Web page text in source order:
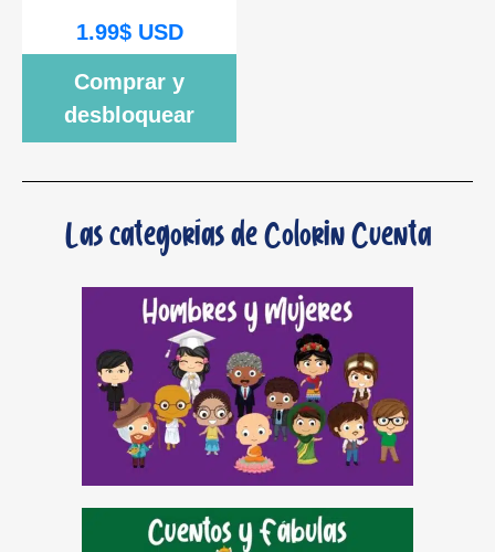
1.99$USD
Comprar y
desbloquear
Las categorías de Colorin Cuenta